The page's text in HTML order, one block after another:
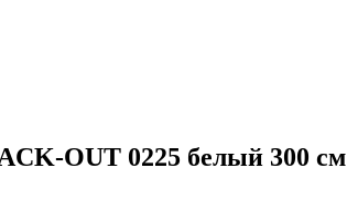
OUT 0225 белый 300 см